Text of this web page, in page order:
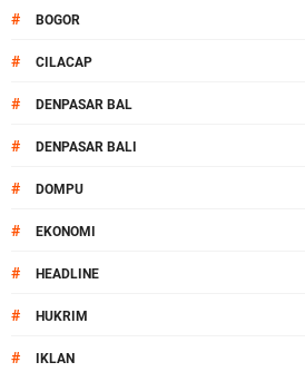
# BOGOR
# CILACAP
# DENPASAR BAL
# DENPASAR BALI
# DOMPU
# EKONOMI
# HEADLINE
# HUKRIM
# IKLAN